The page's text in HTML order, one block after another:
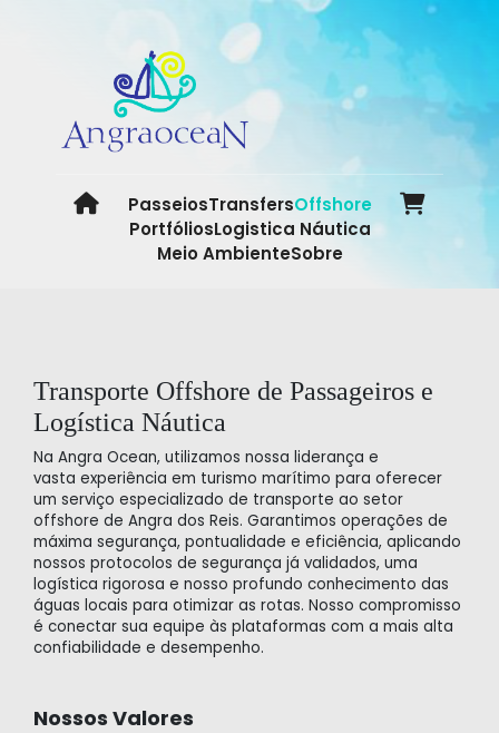
PasseiosTransfersOffshore
PortfóliosLogistica Náutica
Meio AmbienteSobre
Transporte Offshore de Passageiros e
Logística Náutica
Na Angra Ocean, utilizamos nossa liderança e
vasta experiência em turismo marítimo para oferecer
um serviço especializado de transporte ao setor
offshore de Angra dos Reis. Garantimos operações de
máxima segurança, pontualidade e eficiência, aplicando
nossos protocolos de segurança já validados, uma
logística rigorosa e nosso profundo conhecimento das
águas locais para otimizar as rotas. Nosso compromisso
é conectar sua equipe às plataformas com a mais alta
confiabilidade e desempenho.
Nossos Valores